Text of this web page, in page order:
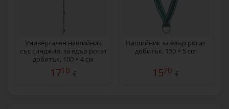
Универсален нашийник
със синджир, за едър рогат
добитък, 100 × 4 см
1710 €
Нашийник за едър рогат
добитък, 150 × 5 cm
1570 €